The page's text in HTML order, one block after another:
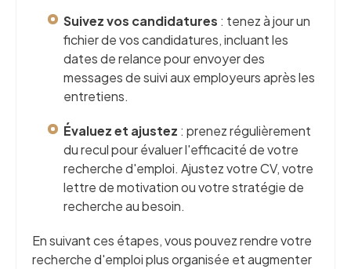
Suivez vos candidatures : tenez à jour un
fichier de vos candidatures, incluant les
dates de relance pour envoyer des
messages de suivi aux employeurs après les
entretiens.
Évaluez et ajustez : prenez régulièrement
du recul pour évaluer l'efficacité de votre
recherche d'emploi. Ajustez votre CV, votre
lettre de motivation ou votre stratégie de
recherche au besoin.
En suivant ces étapes, vous pouvez rendre votre
recherche d'emploi plus organisée et augmenter